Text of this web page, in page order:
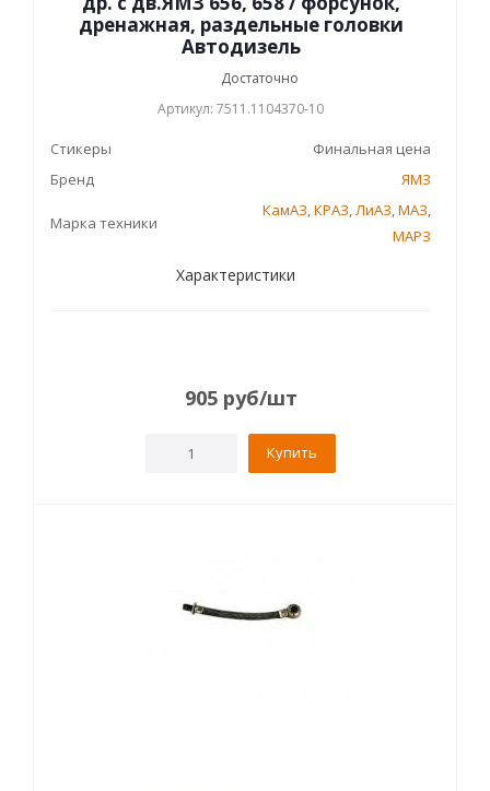
дренажная, раздельные головки
Автодизель
Достаточно
Артикул: 7511.1104370-10
Стикеры
Финальная цена
Бренд
ЯМЗ
Марка техники
КамАЗ,КРАЗ,ЛиАЗ,МАЗ,
МАРЗ
Характеристики
905 руб/шт
Купить